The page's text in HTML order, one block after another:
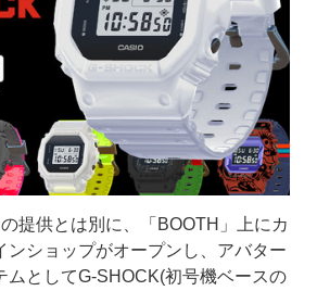
提供とは別に、「BOOTH」上にカ
ンショップがオープンし、アバター
ムとしてG-SHOCK(初号機ベースの